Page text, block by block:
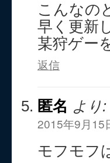
こんなの
早く更新
某狩ゲー
返信
匿名 より:
2015年9月15
モフモフ